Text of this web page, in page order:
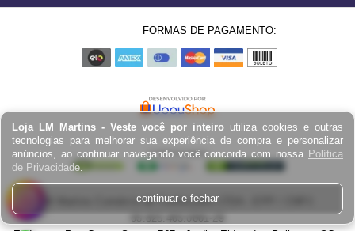
Loja LM Martins - Veste você por inteiro utiliza cookies e outras
tecnologias para melhorar sua experiência de compra e personalizar
anúncios, ao continuar navegando você concorda com nossa Política
de Privacidade.
continuar e fechar
FORMAS DE PAGAMENTO:
LM Martins Comércio de Confecções LTDA - EPP / CNPJ:
03.823.403.0001-29